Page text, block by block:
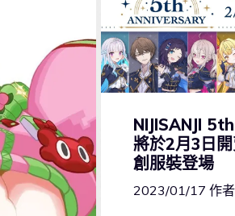
NIJISANJI
將於2月3日
創服裝登場
2023/01/17 作